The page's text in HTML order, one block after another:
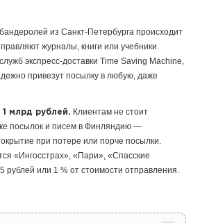
из Санкт-Петербурга происходит
журналы, книги или учебники.
экспресс-доставки Time Saving Machine,
привезут посылку в любую, даже
млрд рублей. Клиентам не стоит
посылок и писем в Финляндию —
при потере или порче посылки.
«Ингосстрах», «Пари», «Спасские
или 1 % от стоимости отправления.